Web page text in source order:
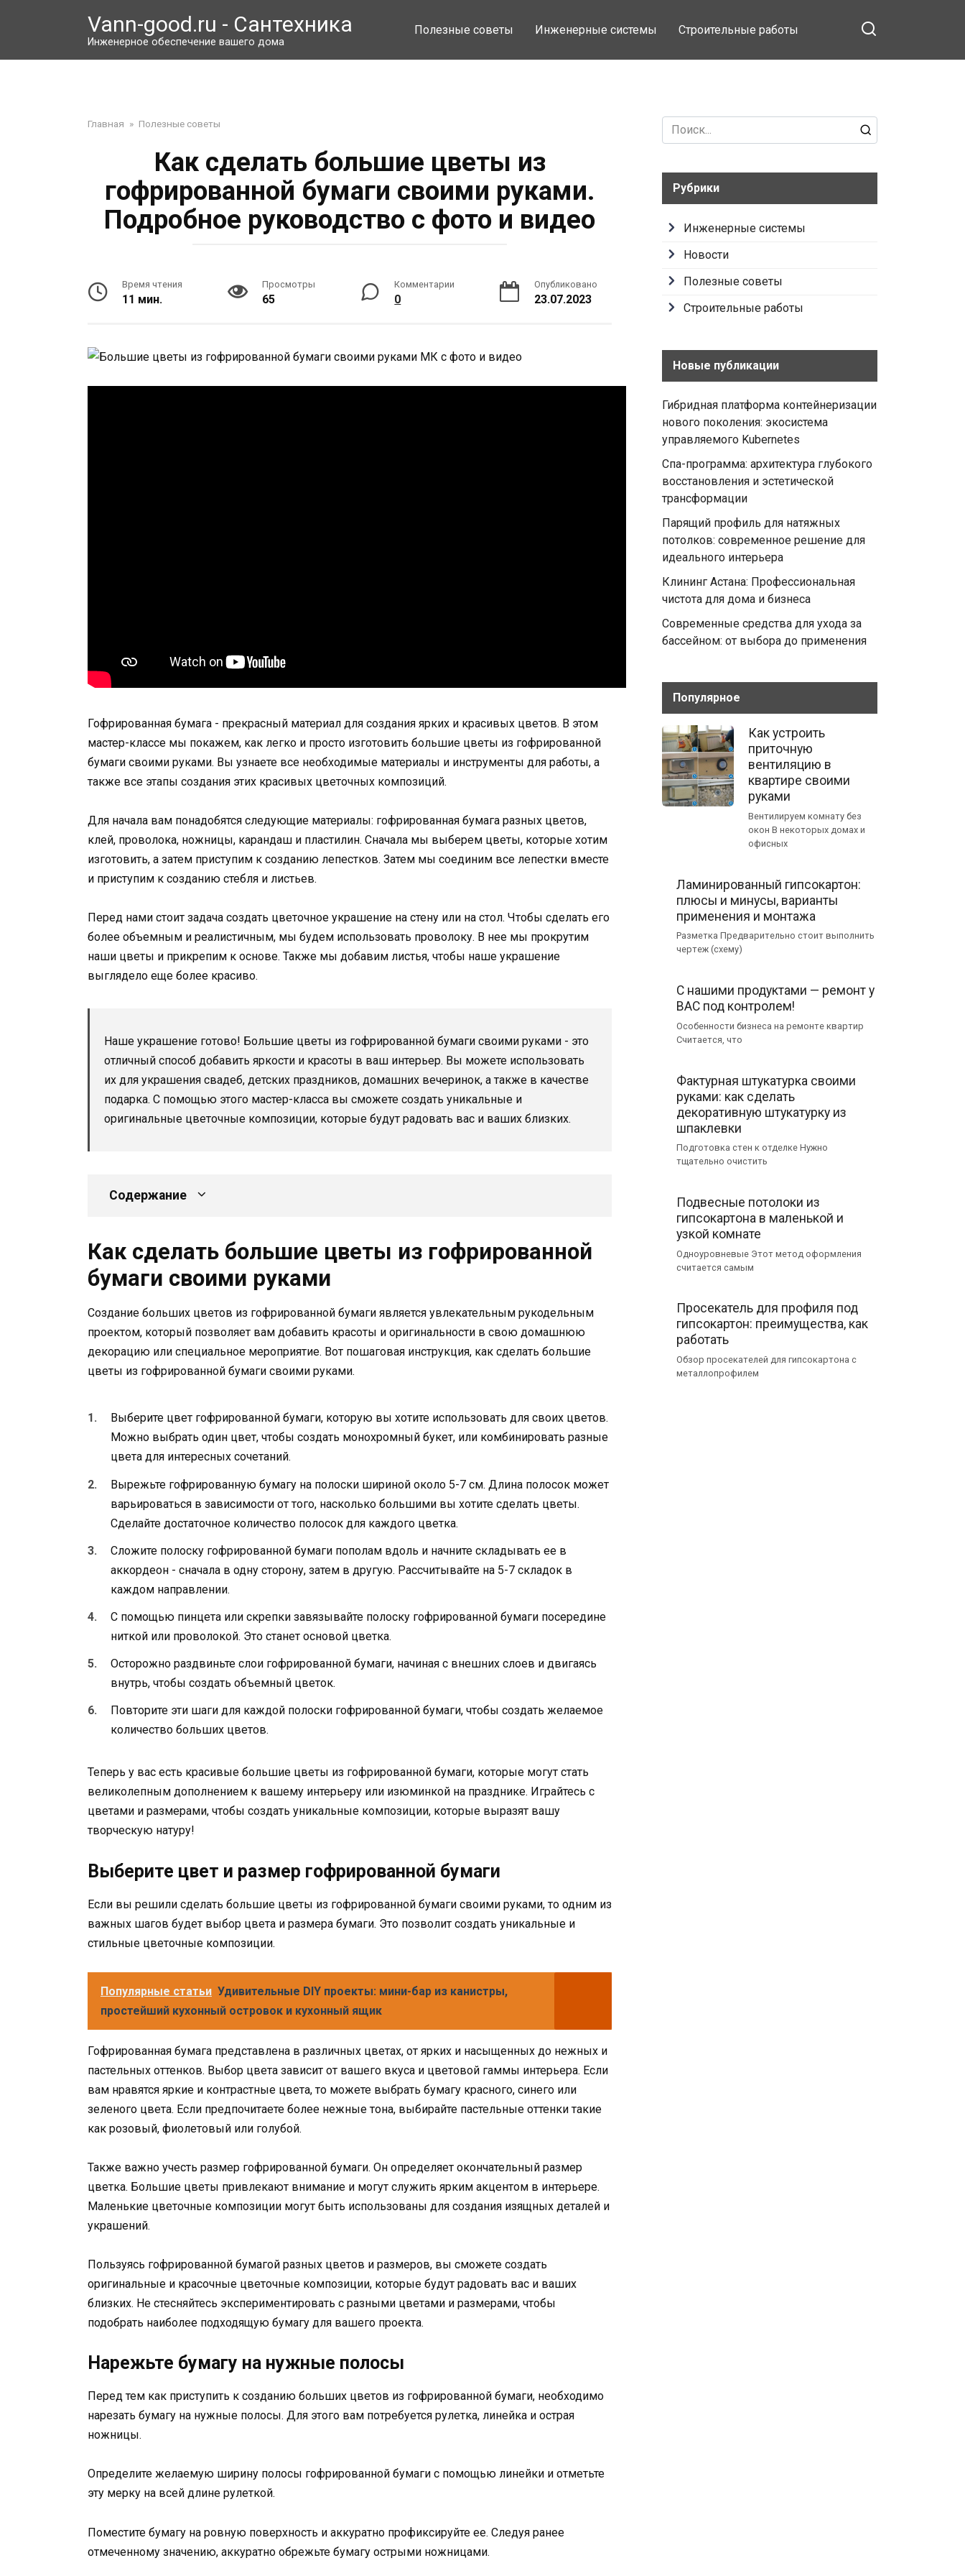
Vann-good.ru - Сантехника
Инженерное обеспечение вашего дома
Полезные советы Инженерные системы Строительные работы
Главная » Полезные советы
Как сделать большие цветы из
гофрированной бумаги своими руками.
Подробное руководство с фото и видео
Время чтения
11 мин.
Просмотры
65
Комментарии
0
Опубликовано
23.07.2023
Гофрированная бумага - прекрасный материал для создания ярких и красивых цветов. В этом
мастер-классе мы покажем, как легко и просто изготовить большие цветы из гофрированной
бумаги своими руками. Вы узнаете все необходимые материалы и инструменты для работы, а
также все этапы создания этих красивых цветочных композиций.
Для начала вам понадобятся следующие материалы: гофрированная бумага разных цветов,
клей, проволока, ножницы, карандаш и пластилин. Сначала мы выберем цветы, которые хотим
изготовить, а затем приступим к созданию лепестков. Затем мы соединим все лепестки вместе
и приступим к созданию стебля и листьев.
Перед нами стоит задача создать цветочное украшение на стену или на стол. Чтобы сделать его
более объемным и реалистичным, мы будем использовать проволоку. В нее мы прокрутим
наши цветы и прикрепим к основе. Также мы добавим листья, чтобы наше украшение
выглядело еще более красиво.
Наше украшение готово! Большие цветы из гофрированной бумаги своими руками - это
отличный способ добавить яркости и красоты в ваш интерьер. Вы можете использовать
их для украшения свадеб, детских праздников, домашних вечеринок, а также в качестве
подарка. С помощью этого мастер-класса вы сможете создать уникальные и
оригинальные цветочные композиции, которые будут радовать вас и ваших близких.
Содержание
Как сделать большие цветы из гофрированной
бумаги своими руками
Создание больших цветов из гофрированной бумаги является увлекательным рукодельным
проектом, который позволяет вам добавить красоты и оригинальности в свою домашнюю
декорацию или специальное мероприятие. Вот пошаговая инструкция, как сделать большие
цветы из гофрированной бумаги своими руками.
Выберите цвет гофрированной бумаги, которую вы хотите использовать для своих цветов.
Можно выбрать один цвет, чтобы создать монохромный букет, или комбинировать разные
цвета для интересных сочетаний.
Вырежьте гофрированную бумагу на полоски шириной около 5-7 см. Длина полосок может
варьироваться в зависимости от того, насколько большими вы хотите сделать цветы.
Сделайте достаточное количество полосок для каждого цветка.
Сложите полоску гофрированной бумаги пополам вдоль и начните складывать ее в
аккордеон - сначала в одну сторону, затем в другую. Рассчитывайте на 5-7 складок в
каждом направлении.
С помощью пинцета или скрепки завязывайте полоску гофрированной бумаги посередине
ниткой или проволокой. Это станет основой цветка.
Осторожно раздвиньте слои гофрированной бумаги, начиная с внешних слоев и двигаясь
внутрь, чтобы создать объемный цветок.
Повторите эти шаги для каждой полоски гофрированной бумаги, чтобы создать желаемое
количество больших цветов.
Теперь у вас есть красивые большие цветы из гофрированной бумаги, которые могут стать
великолепным дополнением к вашему интерьеру или изюминкой на празднике. Играйтесь с
цветами и размерами, чтобы создать уникальные композиции, которые выразят вашу
творческую натуру!
Выберите цвет и размер гофрированной бумаги
Если вы решили сделать большие цветы из гофрированной бумаги своими руками, то одним из
важных шагов будет выбор цвета и размера бумаги. Это позволит создать уникальные и
стильные цветочные композиции.
Популярные статьи Удивительные DIY проекты: мини-бар из канистры,
простейший кухонный островок и кухонный ящик
Гофрированная бумага представлена в различных цветах, от ярких и насыщенных до нежных и
пастельных оттенков. Выбор цвета зависит от вашего вкуса и цветовой гаммы интерьера. Если
вам нравятся яркие и контрастные цвета, то можете выбрать бумагу красного, синего или
зеленого цвета. Если предпочитаете более нежные тона, выбирайте пастельные оттенки такие
как розовый, фиолетовый или голубой.
Также важно учесть размер гофрированной бумаги. Он определяет окончательный размер
цветка. Большие цветы привлекают внимание и могут служить ярким акцентом в интерьере.
Маленькие цветочные композиции могут быть использованы для создания изящных деталей и
украшений.
Пользуясь гофрированной бумагой разных цветов и размеров, вы сможете создать
оригинальные и красочные цветочные композиции, которые будут радовать вас и ваших
близких. Не стесняйтесь экспериментировать с разными цветами и размерами, чтобы
подобрать наиболее подходящую бумагу для вашего проекта.
Нарежьте бумагу на нужные полосы
Перед тем как приступить к созданию больших цветов из гофрированной бумаги, необходимо
нарезать бумагу на нужные полосы. Для этого вам потребуется рулетка, линейка и острая
ножницы.
Определите желаемую ширину полосы гофрированной бумаги с помощью линейки и отметьте
эту мерку на всей длине рулеткой.
Поместите бумагу на ровную поверхность и аккуратно профиксируйте ее. Следуя ранее
отмеченному значению, аккуратно обрежьте бумагу острыми ножницами.
Search
for:
Рубрики
Инженерные системы
Новости
Полезные советы
Строительные работы
Новые публикации
Гибридная платформа контейнеризации
нового поколения: экосистема
управляемого Kubernetes
Спа-программа: архитектура глубокого
восстановления и эстетической
трансформации
Парящий профиль для натяжных
потолков: современное решение для
идеального интерьера
Клининг Астана: Профессиональная
чистота для дома и бизнеса
Современные средства для ухода за
бассейном: от выбора до применения
Популярное
Как устроить
приточную
вентиляцию в
квартире своими
руками
Вентилируем комнату без
окон В некоторых домах и
офисных
Ламинированный гипсокартон:
плюсы и минусы, варианты
применения и монтажа
Разметка Предварительно стоит выполнить
чертеж (схему)
С нашими продуктами — ремонт у
ВАС под контролем!
Особенности бизнеса на ремонте квартир
Считается, что
Фактурная штукатурка своими
руками: как сделать
декоративную штукатурку из
шпаклевки
Подготовка стен к отделке Нужно
тщательно очистить
Подвесные потолоки из
гипсокартона в маленькой и
узкой комнате
Одноуровневые Этот метод оформления
считается самым
Просекатель для профиля под
гипсокартон: преимущества, как
работать
Обзор просекателей для гипсокартона с
металлопрофилем